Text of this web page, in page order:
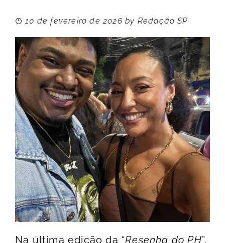
10 de fevereiro de 2026 by Redação SP
Na última edição da “Resenha do PH”,